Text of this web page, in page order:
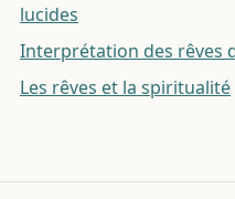
lucides
Interprétation des rêves
Les rêves et la spiritualité